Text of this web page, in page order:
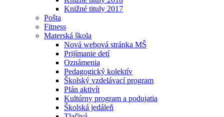
Knižné tituly 2017
Pošta
Fitness
Materská škola
Nová webová stránka MŠ
Prijímanie detí
Oznámenia
Pedagogický kolektív
Školský vzdelávací program
Plán aktivít
Kultúrny program a podujatia
Školská jedáleň